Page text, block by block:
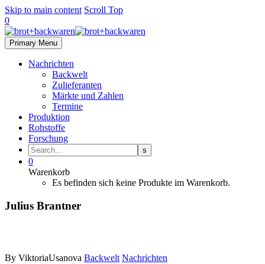
Skip to main content Scroll Top
0
Primary Menu
Nachrichten
Backwelt
Zulieferanten
Märkte und Zahlen
Termine
Produktion
Rohstoffe
Forschung
0
Warenkorb
Es befinden sich keine Produkte im Warenkorb.
Julius Brantner
By ViktoriaUsanova Backwelt Nachrichten